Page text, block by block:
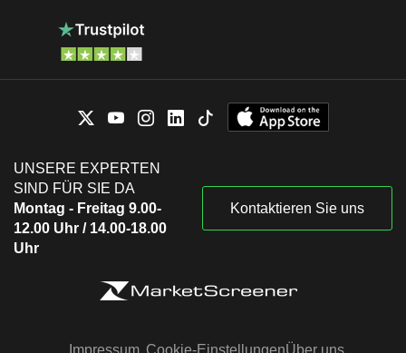
UNSERE EXPERTEN
SIND FÜR SIE DA
Montag - Freitag 9.00-
12.00 Uhr / 14.00-18.00
Uhr
Kontaktieren Sie uns
Impressum Cookie-EinstellungenÜber uns